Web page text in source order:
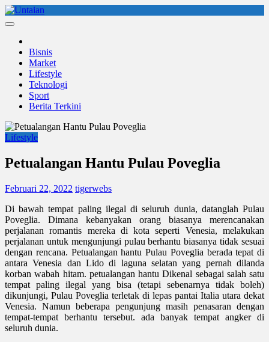
Skip
to
Bisnis
Market
Lifestyle
Teknologi
Sport
Berita Terkini
Lifestyle
Petualangan Hantu Pulau Poveglia
Februari 22, 2022 tigerwebs
Di bawah tempat paling ilegal di seluruh dunia, datanglah Pulau
Poveglia. Dimana kebanyakan orang biasanya merencanakan
perjalanan romantis mereka di kota seperti Venesia, melakukan
perjalanan untuk mengunjungi pulau berhantu biasanya tidak sesuai
dengan rencana. Petualangan hantu Pulau Poveglia berada tepat di
antara Venesia dan Lido di laguna selatan yang pernah dilanda
korban wabah hitam. petualangan hantu Dikenal sebagai salah satu
tempat paling ilegal yang bisa (tetapi sebenarnya tidak boleh)
dikunjungi, Pulau Poveglia terletak di lepas pantai Italia utara dekat
Venesia. Namun beberapa pengunjung masih penasaran dengan
tempat-tempat berhantu tersebut. ada banyak tempat angker di
seluruh dunia.